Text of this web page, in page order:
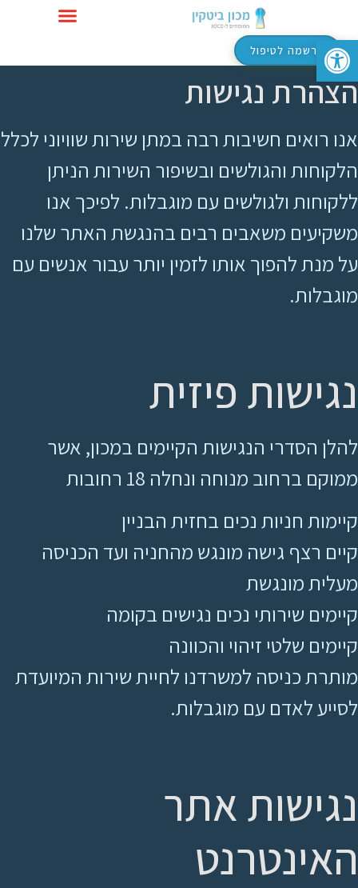
פתח סרגל נגישותהרשמה לטיפול
הצהרת נגישות
אנו רואים חשיבות רבה במתן שירות שוויוני לכלל
הלקוחות והגולשים ובשיפור השירות הניתן
ללקוחות ולגולשים עם מוגבלות. לפיכך אנו
משקיעים משאבים רבים בהנגשת האתר שלנו
על מנת להפוך אותו לזמין יותר עבור אנשים עם
מוגבלות.
נגישות פיזית
להלן הסדרי הנגישות הקיימים במכון, אשר
ממוקם ברחוב מנוחה ונחלה 18 רחובות
קיימות חניות נכים בחזית הבניין
קיים רצף גישה מונגש מהחניה ועד הכניסה
מעלית מונגשת
קיימים שירותי נכים נגישים בקומה
קיימים שלטי זיהוי והכוונה
מותרת כניסה למשרדנו לחיית שירות המיועדת
לסייע לאדם עם מוגבלות.
נגישות אתר
האינטרנט